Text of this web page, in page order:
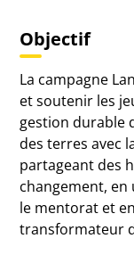
Objectif
La campagne
et soutenir les
gestion durable
des terres avec
partageant des
changement,
le mentorat et
transformateur